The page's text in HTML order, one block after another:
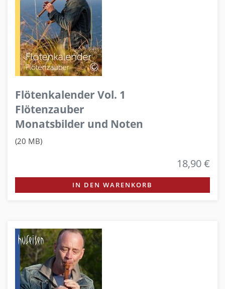
Flötenkalender Vol. 1
Flötenzauber
Monatsbilder und Noten
(20 MB)
18,90 €
IN DEN WARENKORB